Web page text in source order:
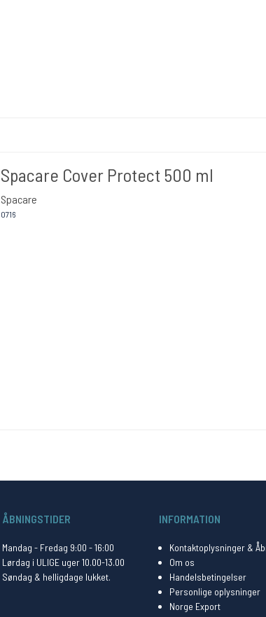
Spacare Cover Protect 500 ml
Spacare
0716
ÅBNINGSTIDER
Mandag - Fredag 9:00 - 16:00
Lørdag i ULIGE uger 10.00-13.00
Søndag & helligdage lukket.
INFORMATION
Kontaktoplysninger &
Om os
Handelsbetingelser
Personlige oplysninger
Norge Export